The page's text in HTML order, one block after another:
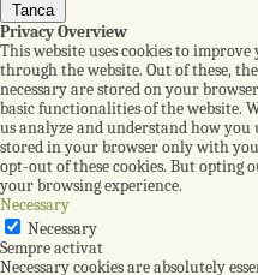
Tanca
Privacy Overview
This website uses cookies to
through the website. Out of these,
necessary are stored on your
basic functionalities of the website.
us analyze and understand how you
stored in your browser only with
opt-out of these cookies. But opting
your browsing experience.
Necessary
Necessary
Sempre activat
Necessary cookies are absolutely